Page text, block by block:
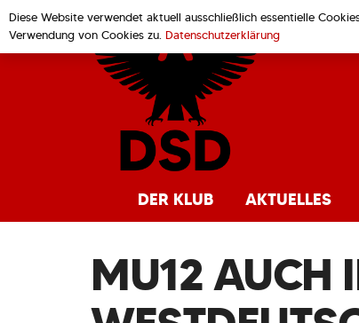
DER KLUB AKTUELLES
MU12 AUCH
Diese Website verwendet aktuell ausschließlich essentielle
Verwendung von Cookies zu. Datenschutzerklärung